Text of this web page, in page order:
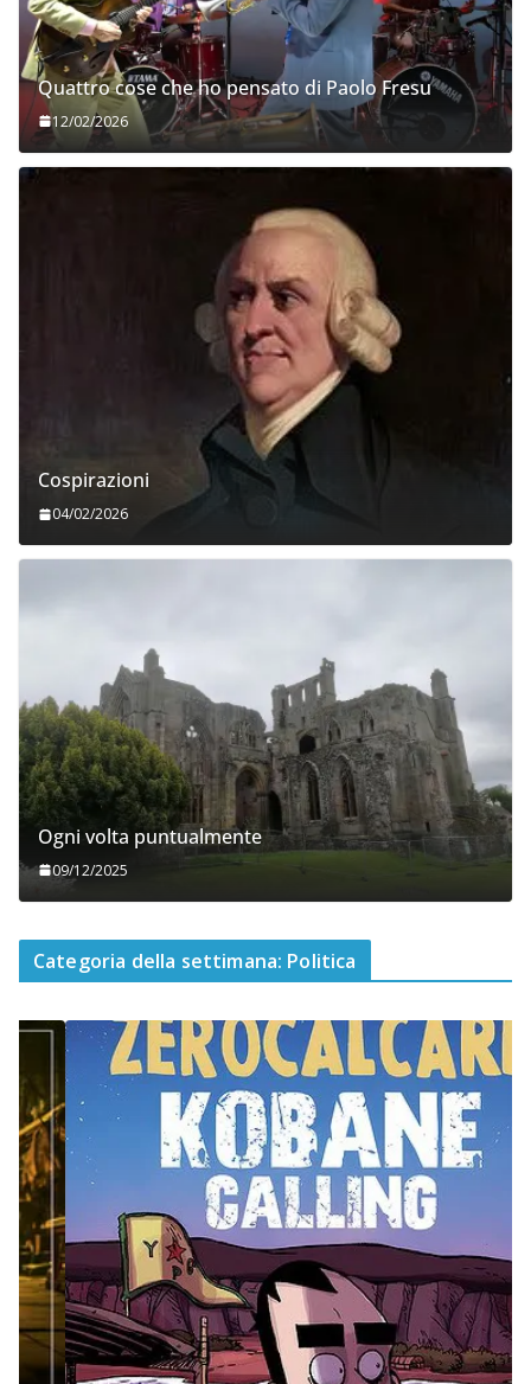
Quattro cose che ho pensato di Paolo Fresu
12/02/2026
Cospirazioni
04/02/2026
Ogni volta puntualmente
09/12/2025
Categoria della settimana: Politica